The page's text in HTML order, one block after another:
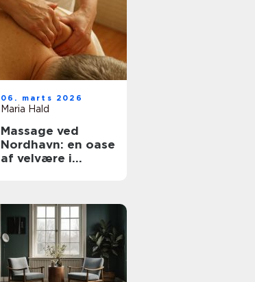
06. marts 2026
Maria Hald
Massage ved
Nordhavn: en oase
af velvære i